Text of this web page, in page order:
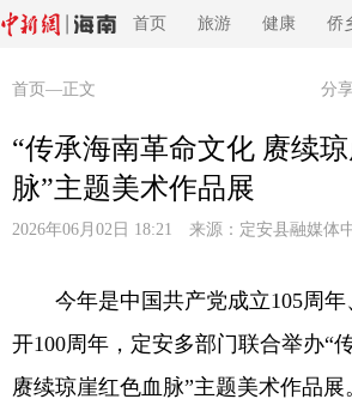
首页 旅游 健康 侨
首页 —正文 分
“传承海南革命文化 赓续
脉”主题美术作品展
2026年06月02日 18:21 来源： 定安县融媒体
今年是中国共产党成立105周年
开100周年，定安多部门联合举办“
赓续琼崖红色血脉”主题美术作品